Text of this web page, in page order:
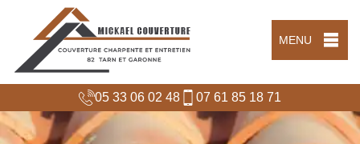
MENU
05 33 06 02 48 07 61 85 18 71